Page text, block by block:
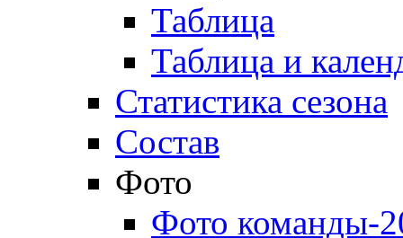
Таблица
Таблица и
Статистика сезона
Состав
Фото
Фото команды-